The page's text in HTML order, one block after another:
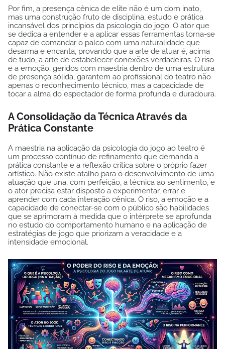
Por fim, a presença cênica de elite não é um dom inato,
mas uma construção fruto de disciplina, estudo e prática
incansável dos princípios da psicologia do jogo. O ator que
se dedica a entender e a aplicar essas ferramentas torna-se
capaz de comandar o palco com uma naturalidade que
desarma e encanta, provando que a arte de atuar é, acima
de tudo, a arte de estabelecer conexões verdadeiras. O riso
e a emoção, geridos com maestria dentro de uma estrutura
de presença sólida, garantem ao profissional do teatro não
apenas o reconhecimento técnico, mas a capacidade de
tocar a alma do espectador de forma profunda e duradoura.
A Consolidação da Técnica Através da
Prática Constante
A maestria na aplicação da psicologia do jogo ao teatro é
um processo contínuo de refinamento que demanda a
prática constante e a reflexão crítica sobre o próprio fazer
artístico. Não existe atalho para o desenvolvimento de uma
atuação que una, com perfeição, a técnica ao sentimento, e
o ator precisa estar disposto a experimentar, errar e
aprender com cada interação cênica. O riso, a emoção e a
capacidade de conectar-se com o público são habilidades
que se aprimoram à medida que o intérprete se aprofunda
no estudo do comportamento humano e na aplicação de
estratégias de jogo que priorizam a veracidade e a
intensidade emocional.